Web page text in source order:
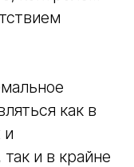
как в
и
и в крайне